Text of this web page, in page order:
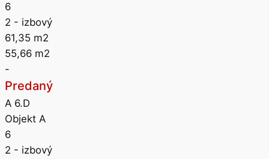
6
2 - izbový
61,35 m2
55,66 m2
-
Predaný
A 6.D
Objekt A
6
2 - izbový